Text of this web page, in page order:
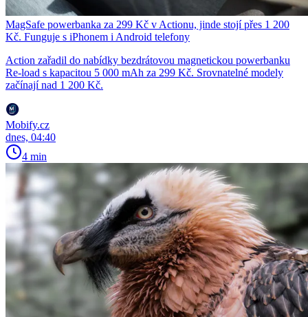
MagSafe powerbanka za 299 Kč v Actionu, jinde stojí přes 1 200
Kč. Funguje s iPhonem i Android telefony
Action zařadil do nabídky bezdrátovou magnetickou powerbanku
Re-load s kapacitou 5 000 mAh za 299 Kč. Srovnatelné modely
začínají nad 1 200 Kč.
Mobify.cz
dnes, 04:40
4 min